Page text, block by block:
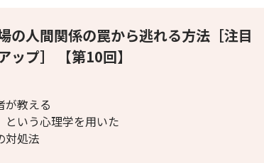
の人間関係の罠から逃れる方法［注目
ップ］ 【第10回】
が教える
という心理学を用いた
対処法